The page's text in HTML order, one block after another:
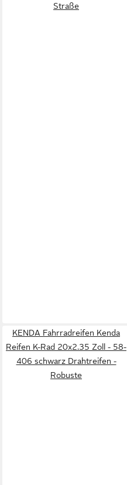
Straße
KENDA Fahrradreifen Kenda
Reifen K-Rad 20x2.35 Zoll - 58-
406 schwarz Drahtreifen -
Robuste